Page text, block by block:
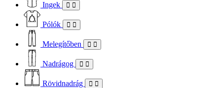
Ingek
Pólók
Melegítőben
Nadrágog
Rövidnadrág